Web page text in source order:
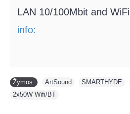
LAN 10/100Mbit and
info:
Žymos: ArtSound SMARTHYDE
2x50W Wifi/BT